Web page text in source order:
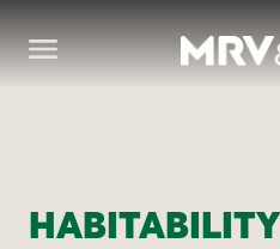
HABITABILITY